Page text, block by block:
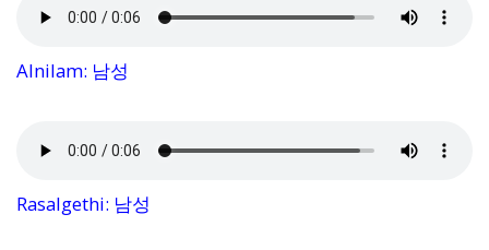
Alnilam: 남성
Rasalgethi: 남성